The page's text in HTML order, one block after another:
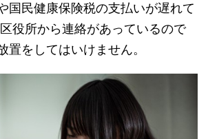
国民健康保険税の支払いが遅れて
役所から連絡があっているので
置をしてはいけません。